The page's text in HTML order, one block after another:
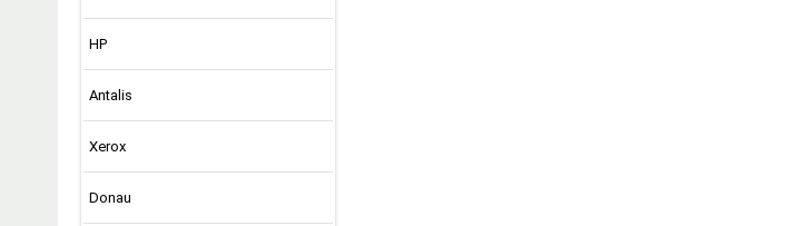
HP
Antalis
Xerox
Donau